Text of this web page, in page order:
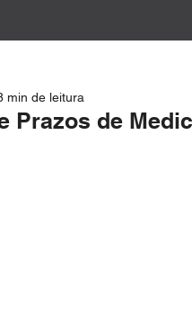
Prazos de
min de leitura